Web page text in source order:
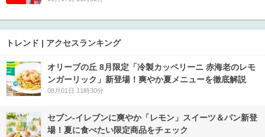
トレンド | アクセスランキング
オリーブの丘 8月限定「冷製カッペリーニ 赤海老のレモ
ンガーリック」新登場！爽やか夏メニューを徹底解説
08月01日 11時30分
セブン‐イレブンに爽やか「レモン」スイーツ＆パン新登
場！夏に食べたい限定商品をチェック